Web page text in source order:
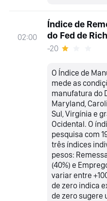
02:00
Índice de
do Fed de
-20
O Índice de
mede as
manufatura do
Maryland,
Sul, Virgínia e
Ocidental. O
pesquisa com
três índices
pesos:
(40%) e
variar entre
de zero indica
de zero sugere